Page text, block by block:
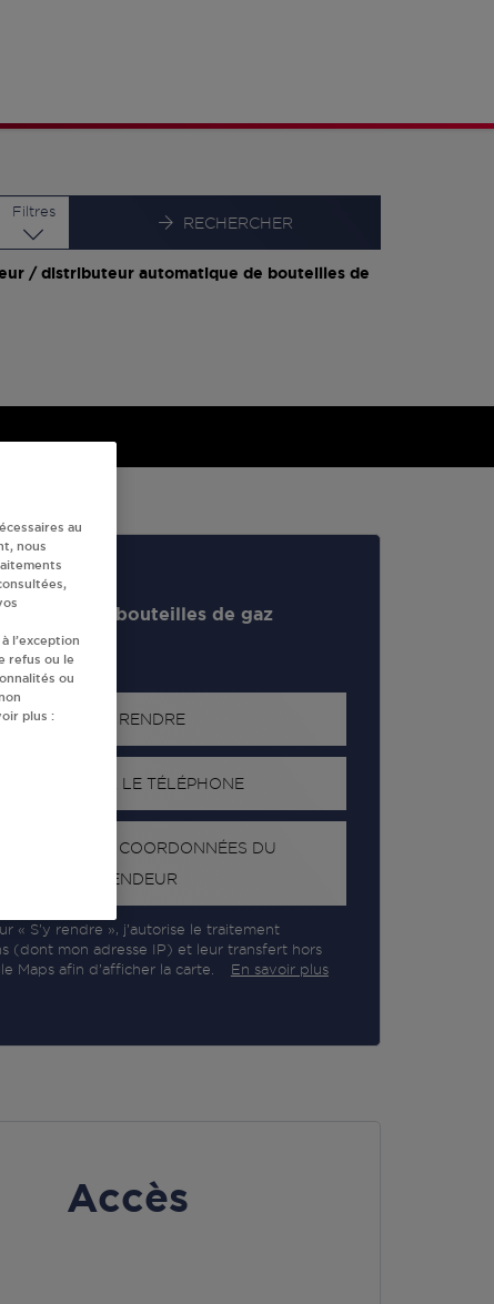
Filtres
RECHERCHER
/ distributeur automatique de bouteilles de
de bouteilles de gaz
S'Y RENDRE
AFFICHER LE TÉLÉPHONE
RECEVOIR LES COORDONNÉES DU
REVENDEUR
« S’y rendre », j’autorise le traitement
(dont mon adresse IP) et leur transfert hors
Maps afin d’afficher la carte.
En savoir plus
Accès
au
nous
l’exception
refus ou le
ou
plus :